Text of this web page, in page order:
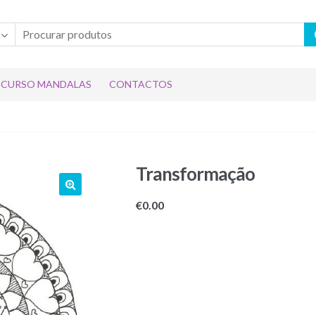
CURSO MANDALAS CONTACTOS
Transformação
€0.00